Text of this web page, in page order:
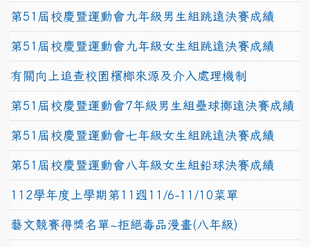
第51屆校慶暨運動會九年級男生組跳遠決賽成績
第51屆校慶暨運動會九年級女生組跳遠決賽成績
有關向上追查校園檳榔來源及介入處理機制
第51屆校慶暨運動會7年級男生組壘球擲遠決賽成績
第51屆校慶暨運動會七年級女生組跳遠決賽成績
第51屆校慶暨運動會八年級女生組鉛球決賽成績
112學年度上學期第11週11/6-11/10菜單
藝文競賽得獎名單~拒絕毒品漫畫(八年級)